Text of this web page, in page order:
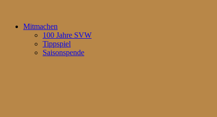
Mitmachen
100 Jahre SVW
Tippspiel
Saisonspende